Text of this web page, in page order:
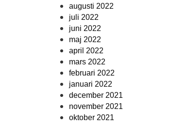
augusti 2022
juli 2022
juni 2022
maj 2022
april 2022
mars 2022
februari 2022
januari 2022
december 2021
november 2021
oktober 2021